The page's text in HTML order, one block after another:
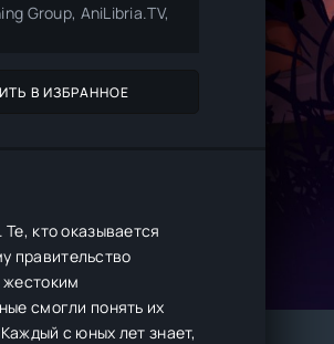
Group, AniLibria.TV,
В ИЗБРАННОЕ
кто оказывается
правительство
жестоким
смогли понять их
с юных лет знает,